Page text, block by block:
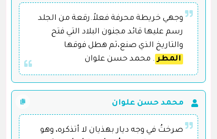
وجهي خريطة محرفة فعلاً.رقعة من الجلد
رسم عليها قائد مجنون البلاد التي فتح
والتاريخ الذي صنع،ثم هطل فوقها
المطر . محمد حسن علوان
محمد حسن علوان
صرختُ في وجه ديار بهذيان لا أتذكره، وهو